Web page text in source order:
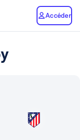
Accéder